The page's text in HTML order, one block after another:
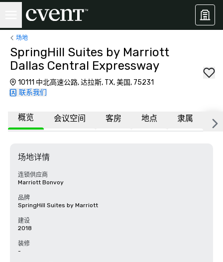
场地
SpringHill Suites by Marriott
Dallas Central Expressway
10111 中北高速公路, 达拉斯, TX, 美国, 75231
联系我们
概览 会议空间 客房 地点 隶属 常
场地详情
连锁供应商
Marriott Bonvoy
品牌
SpringHill Suites by Marriott
建设
2018
装修
-